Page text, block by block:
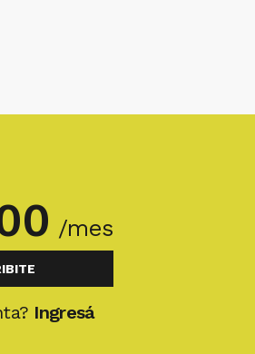
/mes
Ingresá